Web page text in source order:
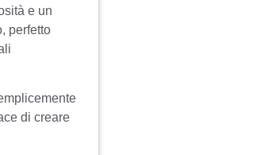
e un
perfetto
di creare